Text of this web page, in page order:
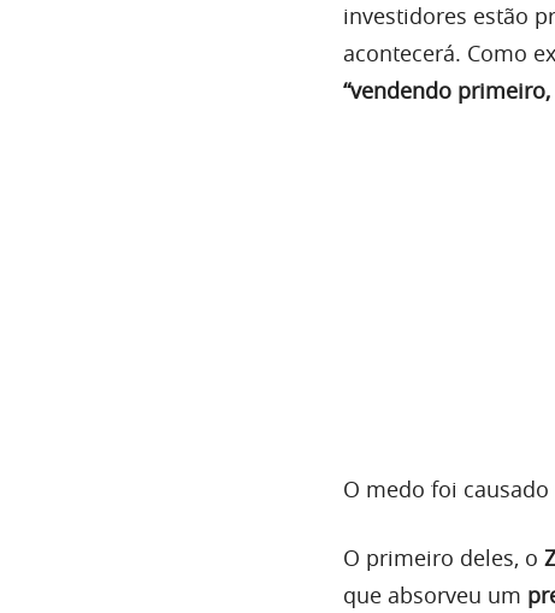
investidores estão
acontecerá. Como
“vendendo
O medo foi
O primeiro deles, o
que absorveu um